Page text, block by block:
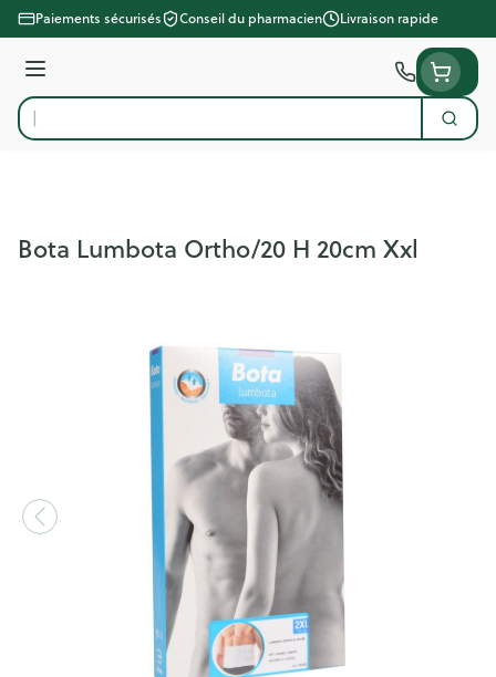
Aller au contenu
Paiements sécurisés Conseil du pharmacien Livraison rapide
Menu
Rechercher
Bota Lumbota Ortho/20 H 20cm Xxl